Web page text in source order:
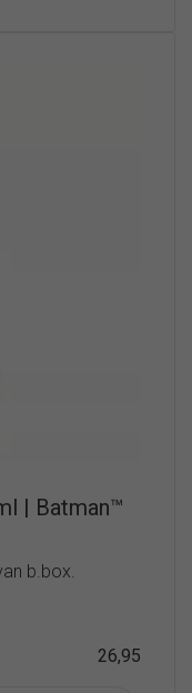
| Batman™
b.box.
26,95